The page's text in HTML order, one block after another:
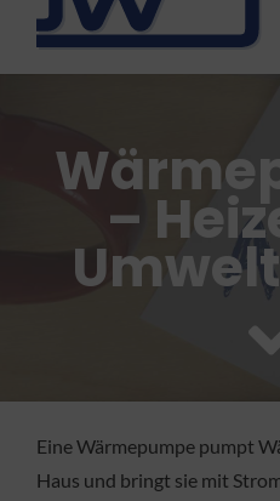
–
Eine Wärmepumpe pumpt
Haus und bringt sie mit